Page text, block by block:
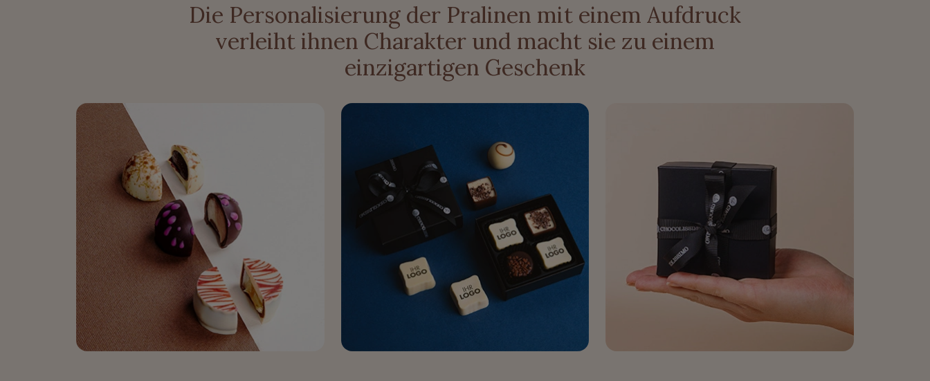
Die Personalisierung der Pralinen mit einem Aufdruck
verleiht ihnen Charakter und macht sie zu einem
einzigartigen Geschenk